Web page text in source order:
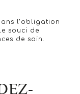
l’obligation
souci de
de soin.